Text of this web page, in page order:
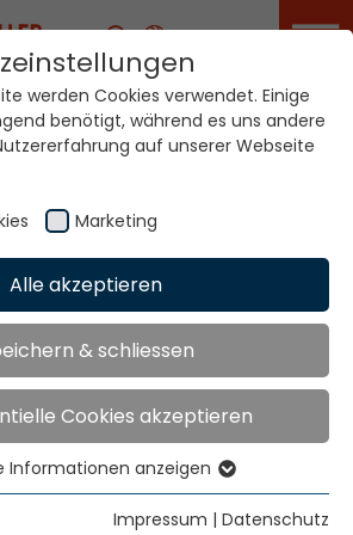
Karriere
Welt. Unsere
Technologien.
Irak
Präsenz
Equipment
werden Cookies verwendet. Einige
benötigt, während es uns andere
auf unserer Webseite
Marketing
Alle akzeptieren
& schliessen
Cookies akzeptieren
werden für grundlegende
Informationen anzeigen
Impressum | Datenschutz